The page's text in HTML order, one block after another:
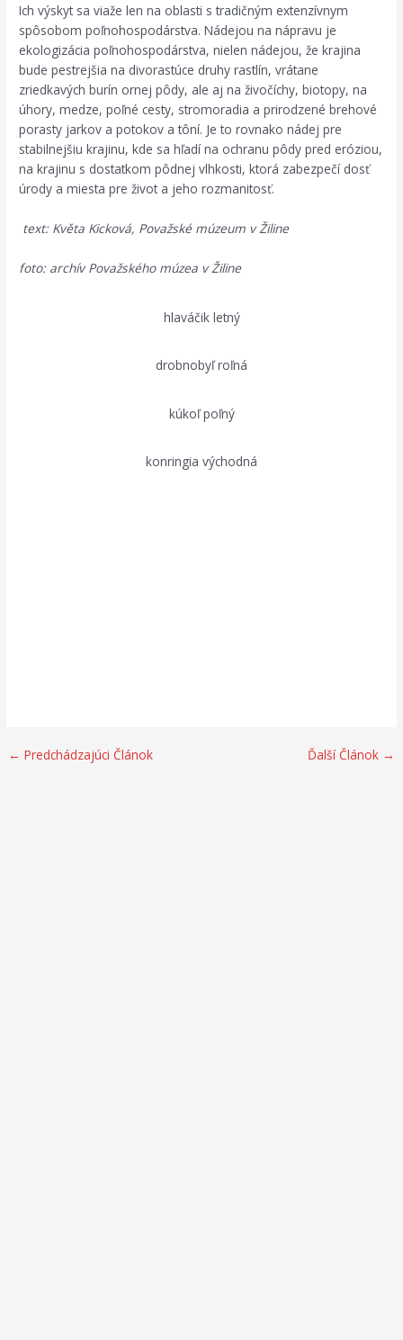
Ich výskyt sa viaže len na oblasti s tradičným extenzívnym
spôsobom poľnohospodárstva. Nádejou na nápravu je
ekologizácia poľnohospodárstva, nielen nádejou, že krajina
bude pestrejšia na divorastúce druhy rastlín, vrátane
zriedkavých burín ornej pôdy, ale aj na živočíchy, biotopy, na
úhory, medze, poľné cesty, stromoradia a prirodzené brehové
porasty jarkov a potokov a tôní. Je to rovnako nádej pre
stabilnejšiu krajinu, kde sa hľadí na ochranu pôdy pred eróziou,
na krajinu s dostatkom pôdnej vlhkosti, ktorá zabezpečí dosť
úrody a miesta pre život a jeho rozmanitosť.
text: Květa Kicková, Považské múzeum v Žiline
foto: archív Považského múzea v Žiline
hlaváčik letný
drobnobyľ roľná
kúkoľ poľný
konringia východná
← Predchádzajúci Článok Ďalší Článok →